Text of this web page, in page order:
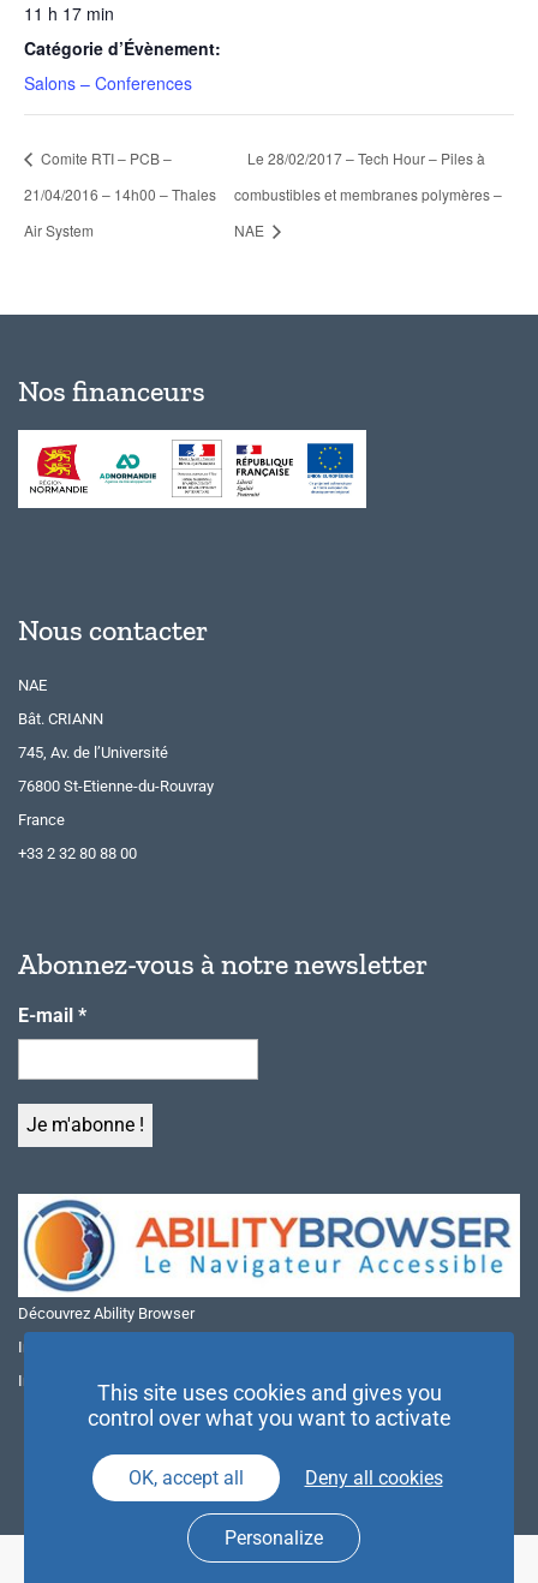
11 h 17 min
Catégorie d’Évènement:
Salons – Conferences
Comite RTI – PCB –
21/04/2016 – 14h00 – Thales
Air System
Le 28/02/2017 – Tech Hour – Piles à
combustibles et membranes polymères –
NAE
Nos financeurs
Nous contacter
NAE
Bât. CRIANN
745, Av. de l’Université
76800 St-Etienne-du-Rouvray
France
+33 2 32 80 88 00
Abonnez-vous à notre newsletter
E-mail *
Découvrez Ability Browser
Installer Ability Browser sur Windows
Installer Ability Browser sur Mac
This site uses cookies and gives you
control over what you want to activate
OK, accept all Deny all cookies
Personalize